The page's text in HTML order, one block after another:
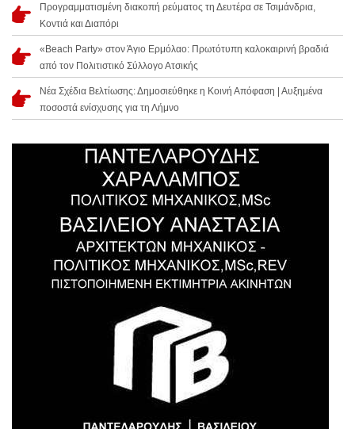
Προγραμματισμένη διακοπή ρεύματος τη Δευτέρα σε Τσιμάνδρια,
Κοντιά και Διαπόρι
«Beach Party» στον Άγιο Ερμόλαο: Πρωτότυπη καλοκαιρινή βραδιά
από τον Πολιτιστικό Σύλλογο Ατσικής
Νέα Σχέδια Βελτίωσης: Δημοσιεύθηκε η Κοινή Απόφαση | Αυξημένα
ποσοστά ενίσχυσης για τη Λήμνο